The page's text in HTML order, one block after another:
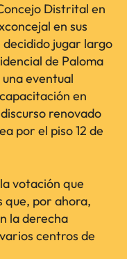
Distrital en
en sus
jugar largo
de Paloma
eventual
en
renovado
por el piso 12 de
votación que
que, por ahora,
la derecha
centros de